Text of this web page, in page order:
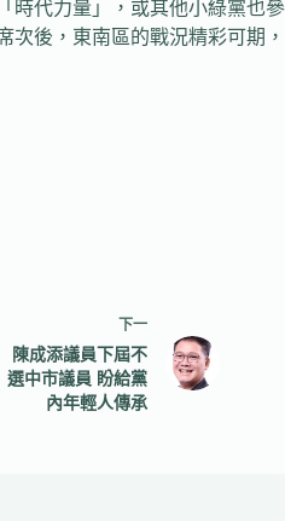
時代力量」，或其他小綠黨也參
次後，東南區的戰況精彩可期，
下一
陳成添議員下屆不
選中市議員 盼給黨
內年輕人傳承